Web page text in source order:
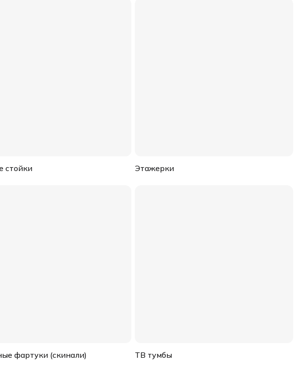
стойки Этажерки
фартуки (скинали) ТВ тумбы